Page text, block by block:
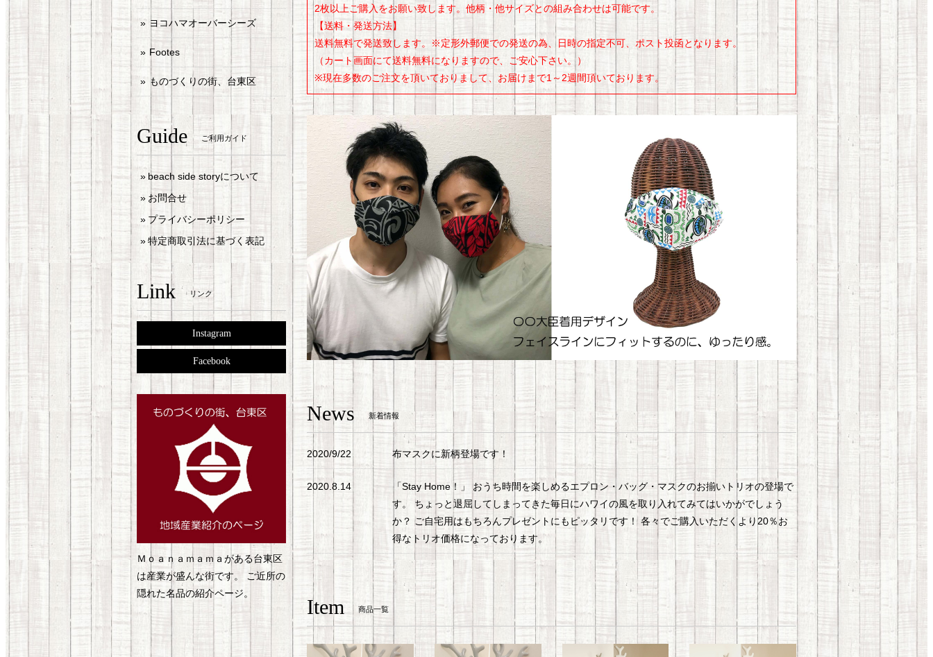
2枚以上ご購入をお願い致します。他柄・他サイズとの組み合わせは可能です。
【送料・発送方法】
送料無料で発送致します。※定形外郵便での発送の為、日時の指定不可、ポスト投函となります。
（カート画面にて送料無料になりますので、ご安心下さい。）
※現在多数のご注文を頂いておりまして、お届けまで1～2週間頂いております。
News 新着情報
2020/9/22 布マスクに新柄登場です！
2020.8.14
「Stay Home！」 おうち時間を楽しめるエプロン・バッグ・マスクのお揃いトリオの登場で
す。 ちょっと退屈してしまってきた毎日にハワイの風を取り入れてみてはいかがでしょう
か？ ご自宅用はもちろんプレゼントにもピッタリです！ 各々でご購入いただくより20％お
得なトリオ価格になっております。
Item 商品一覧
ヨコハマオーバーシーズ
Footes
ものづくりの街、台東区
Guide ご利用ガイド
beach side storyについて
お問合せ
プライバシーポリシー
特定商取引法に基づく表記
Link リンク
Instagram
Facebook
Ｍｏａｎａｍａｍａがある台東区
は産業が盛んな街です。 ご近所の
隠れた名品の紹介ページ。